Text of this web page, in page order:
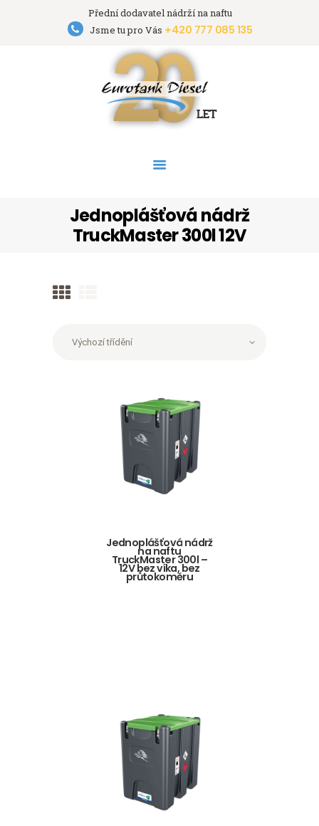
Přední dodavatel nádrží na naftu
Jsme tu pro Vás +420 777 085 135
Jednoplášťová nádrž
TruckMaster 300l 12V
Eurotank Diesel s.r.o.
Přední dodavatel nádrží na naftu
HOME
NÁDRŽE
PRONÁJEM NÁDRŽÍ
KONTAKT
Jednoplášťová nádrž
na naftu
TruckMaster 300l –
12V bez víka, bez
průtokoměru